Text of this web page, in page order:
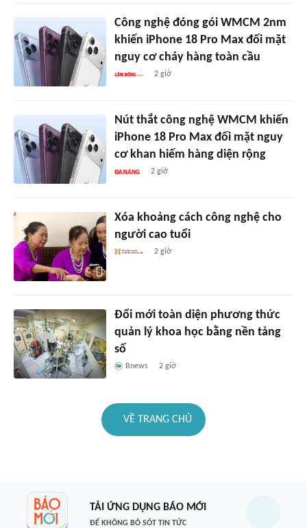
Công nghệ đóng gói WMCM 2nm
khiến iPhone 18 Pro Max đối mặt
nguy cơ cháy hàng toàn cầu
2 giờ
Nút thắt công nghệ WMCM khiến
iPhone 18 Pro Max đối mặt nguy
cơ khan hiếm hàng diện rộng
2 giờ
Xóa khoảng cách công nghệ cho
người cao tuổi
2 giờ
Đổi mới toàn diện phương thức
quản lý khoa học bằng nền tảng
số
Bnews 2 giờ
VỀ TRANG CHỦ
TẢI ỨNG DỤNG BÁO MỚI
ĐỂ KHÔNG BỎ SÓT TIN TỨC